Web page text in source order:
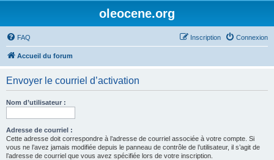
oleocene.org
FAQ Connexion
Inscription
Accueil du forum
Envoyer le courriel d’activation
Nom d’utilisateur :
Adresse de courriel :
Cette adresse doit correspondre à l’adresse de courriel associée à votre compte. Si
vous ne l’avez jamais modifiée depuis le panneau de contrôle de l’utilisateur, il s’agit de
l’adresse de courriel que vous avez spécifiée lors de votre inscription.